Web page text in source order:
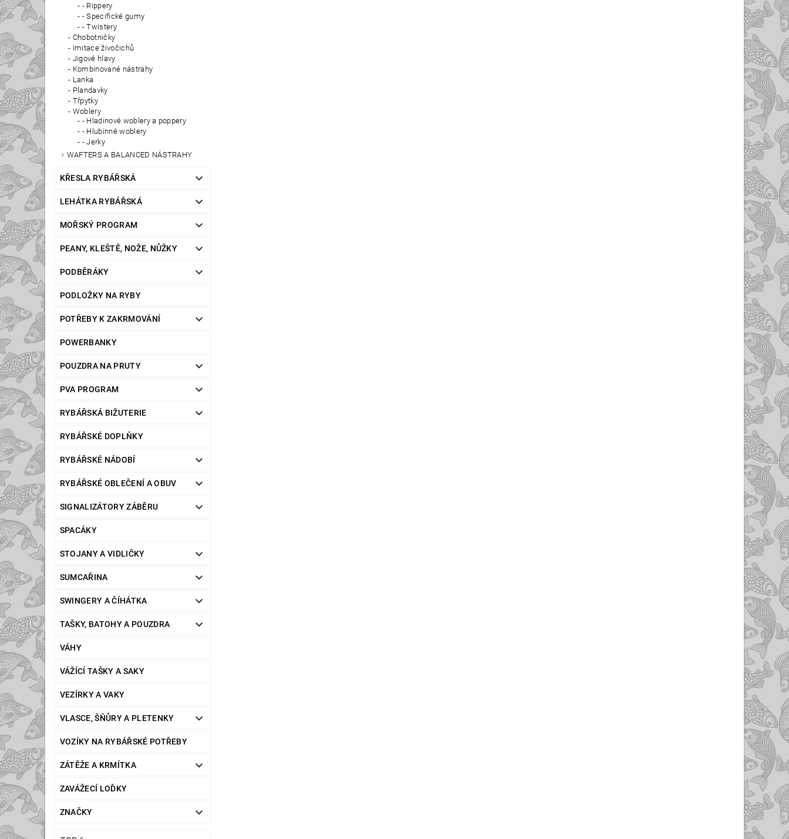
- Rippery
- Specifické gumy
- Twistery
Chobotničky
Imitace živočichů
Jigové hlavy
Kombinované nástrahy
Lanka
Plandavky
Třpytky
Woblery
- Hladinové woblery a poppery
- Hlubinné woblery
- Jerky
WAFTERS A BALANCED NÁSTRAHY
KŘESLA RYBÁŘSKÁ
LEHÁTKA RYBÁŘSKÁ
MOŘSKÝ PROGRAM
PEANY, KLEŠTĚ, NOŽE, NŮŽKY
PODBĚRÁKY
PODLOŽKY NA RYBY
POTŘEBY K ZAKRMOVÁNÍ
POWERBANKY
POUZDRA NA PRUTY
PVA PROGRAM
RYBÁŘSKÁ BIŽUTERIE
RYBÁŘSKÉ DOPLŇKY
RYBÁŘSKÉ NÁDOBÍ
RYBÁŘSKÉ OBLEČENÍ A OBUV
SIGNALIZÁTORY ZÁBĚRU
SPACÁKY
STOJANY A VIDLIČKY
SUMCAŘINA
SWINGERY A ČÍHÁTKA
TAŠKY, BATOHY A POUZDRA
VÁHY
VÁŽÍCÍ TAŠKY A SAKY
VEZÍRKY A VAKY
VLASCE, ŠŇŮRY A PLETENKY
VOZÍKY NA RYBÁŘSKÉ POTŘEBY
ZÁTĚŽE A KRMÍTKA
ZAVÁŽECÍ LOĎKY
ZNAČKY